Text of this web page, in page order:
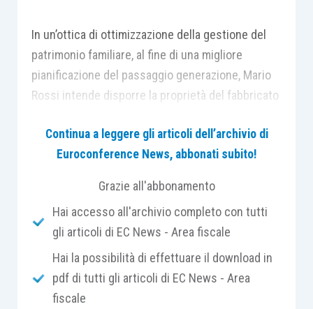
In un’ottica di ottimizzazione della gestione del
patrimonio familiare, al fine di una migliore
pianificazione del passaggio generazione, Mario
Rossi intende disporre la proprietà del fabbricato
beneficiari sono i figli.
Si chiede se a seguito di tale disposizione Mario
abitativo fruendo delle agevolazioni prima casa; si
precisa che la nuova abitazione sarà ubicata in un
Comune diverso rispetto alla precedente.
LEGGI LA RISPOSTA DI CENTRO STUDI
Continua a leggere gli articoli dell’archivio di
Euroconference News, abbonati subito!
Grazie all'abbonamento
Hai accesso all'archivio completo con tutti
gli articoli di EC News - Area fiscale
Hai la possibilità di effettuare il download in
pdf di tutti gli articoli di EC News - Area
fiscale